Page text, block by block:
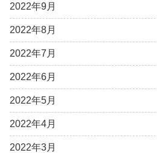
2022年9月
2022年8月
2022年7月
2022年6月
2022年5月
2022年4月
2022年3月